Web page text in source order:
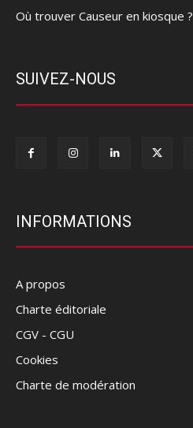
Où trouver Causeur en kiosque ?
SUIVEZ-NOUS
INFORMATIONS
A propos
Charte éditoriale
CGV - CGU
Cookies
Charte de modération